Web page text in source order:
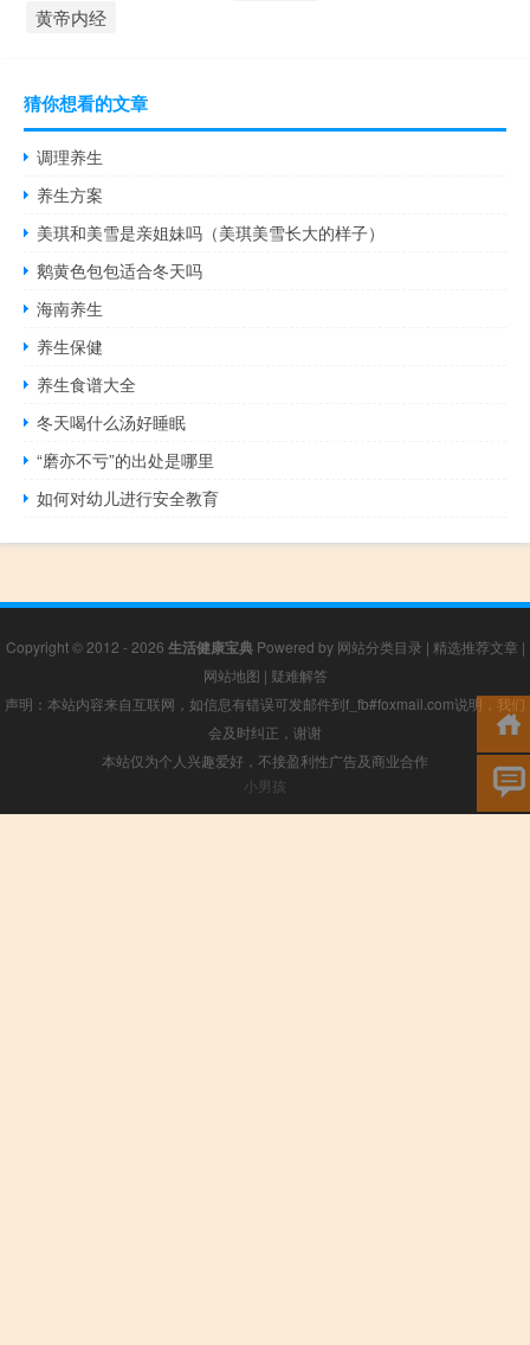
黄帝内经
猜你想看的文章
调理养生
养生方案
美琪和美雪是亲姐妹吗（美琪美雪长大的样子）
鹅黄色包包适合冬天吗
海南养生
养生保健
养生食谱大全
冬天喝什么汤好睡眠
“磨亦不亏”的出处是哪里
如何对幼儿进行安全教育
Copyright © 2012 - 2026 生活健康宝典Powered by 网站分类目录 | 精选推荐文章 |
网站地图 | 疑难解答
声明：本站内容来自互联网，如信息有错误可发邮件到f_fb#foxmail.com说明，我们
会及时纠正，谢谢
本站仅为个人兴趣爱好，不接盈利性广告及商业合作
小男孩